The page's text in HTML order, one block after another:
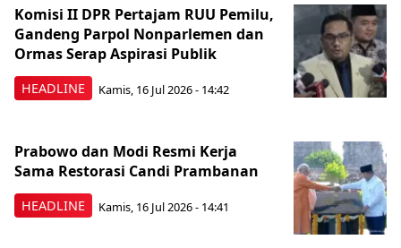
HEADLINE
Komisi II DPR Pertajam RUU Pemilu,
Gandeng Parpol Nonparlemen dan
Ormas Serap Aspirasi Publik
Kamis, 16 Jul 2026 - 14:42
HEADLINE
Prabowo dan Modi Resmi Kerja
Sama Restorasi Candi Prambanan
Kamis, 16 Jul 2026 - 14:41